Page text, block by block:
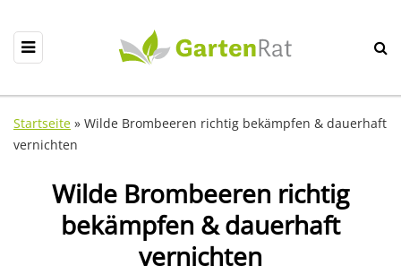
Startseite » Wilde Brombeeren richtig bekämpfen & dauerhaft
vernichten
Wilde Brombeeren richtig
bekämpfen & dauerhaft
vernichten